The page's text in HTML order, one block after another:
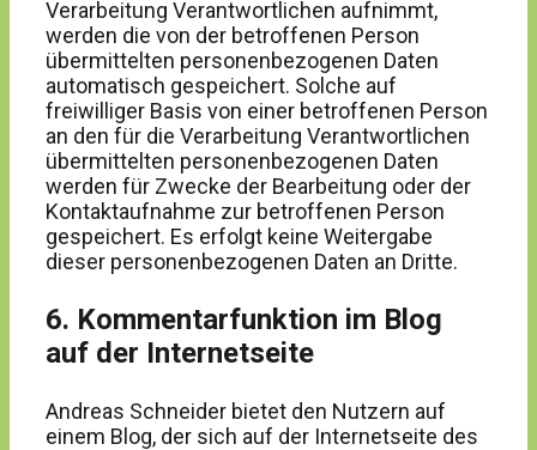
Verarbeitung Verantwortlichen aufnimmt,
werden die von der betroffenen Person
übermittelten personenbezogenen Daten
automatisch gespeichert. Solche auf
freiwilliger Basis von einer betroffenen Person
an den für die Verarbeitung Verantwortlichen
übermittelten personenbezogenen Daten
werden für Zwecke der Bearbeitung oder der
Kontaktaufnahme zur betroffenen Person
gespeichert. Es erfolgt keine Weitergabe
dieser personenbezogenen Daten an Dritte.
6. Kommentarfunktion im Blog
auf der Internetseite
Andreas Schneider bietet den Nutzern auf
einem Blog, der sich auf der Internetseite des